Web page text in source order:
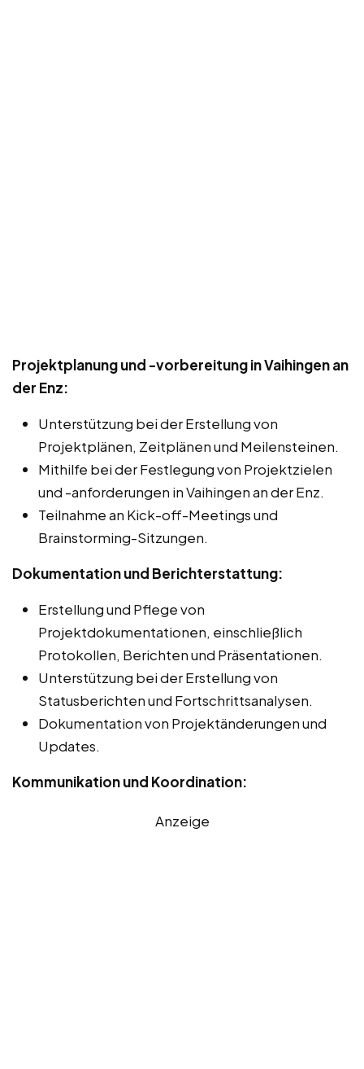
Projektplanung und -vorbereitung in Vaihingen an
der Enz:
Unterstützung bei der Erstellung von
Projektplänen, Zeitplänen und Meilensteinen.
Mithilfe bei der Festlegung von Projektzielen
und -anforderungen in Vaihingen an der Enz.
Teilnahme an Kick-off-Meetings und
Brainstorming-Sitzungen.
Dokumentation und Berichterstattung:
Erstellung und Pflege von
Projektdokumentationen, einschließlich
Protokollen, Berichten und Präsentationen.
Unterstützung bei der Erstellung von
Statusberichten und Fortschrittsanalysen.
Dokumentation von Projektänderungen und
Updates.
Kommunikation und Koordination:
Anzeige